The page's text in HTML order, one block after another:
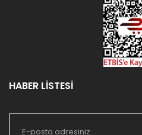
HABER LİSTESİ